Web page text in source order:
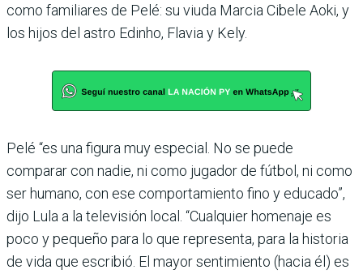
como familiares de Pelé: su viuda Marcia Cibele Aoki, y
los hijos del astro Edinho, Flavia y Kely.
Pelé “es una figura muy especial. No se puede
comparar con nadie, ni como jugador de fútbol, ni como
ser humano, con ese comportamiento fino y educado”,
dijo Lula a la televisión local. “Cualquier homenaje es
poco y pequeño para lo que representa, para la historia
de vida que escribió. El mayor sentimiento (hacia él) es